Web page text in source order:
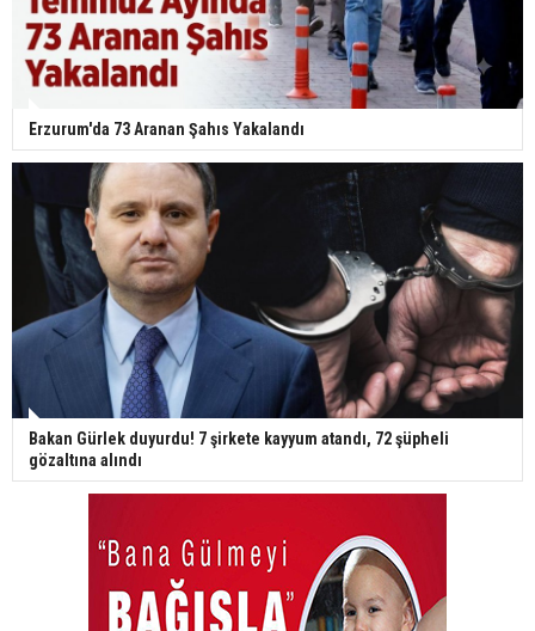
Erzurum'da 73 Aranan Şahıs Yakalandı
Bakan Gürlek duyurdu! 7 şirkete kayyum atandı, 72 şüpheli
gözaltına alındı